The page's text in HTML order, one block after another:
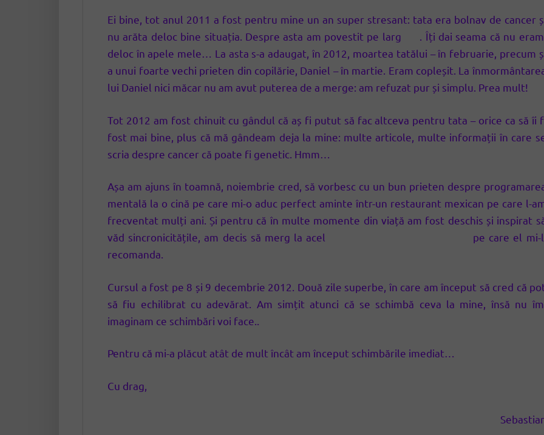
Ei bine, tot anul 2011 a fost pentru mine un an super stresant: tata era bolnav de cancer
nu arăta deloc bine situația. Despre asta am povestit pe larg
. Îți dai seama că nu
deloc în apele mele… La asta s-a adaugat, în 2012, moartea tatălui – în februarie, precum
a unui foarte vechi prieten din copilărie, Daniel – în martie. Eram copleșit. La
lui Daniel nici măcar nu am avut puterea de a merge: am refuzat pur și simplu. Prea mult!
Tot 2012 am fost chinuit cu gândul că aș fi putut să fac altceva pentru tata – orice ca să îi
fost mai bine, plus că mă gândeam deja la mine: multe articole, multe informații în care
scria despre cancer că poate fi genetic. Hmm…
Așa am ajuns în toamnă, noiembrie cred, să vorbesc cu un bun prieten despre
mentală la o cină pe care mi-o aduc perfect aminte într-un restaurant mexican pe care l-
frecventat mulți ani. Și pentru că în multe momente din viață am fost deschis și inspirat
văd sincronicitățile, am decis să merg la acel
pe care el
recomanda.
Cursul a fost pe 8 și 9 decembrie 2012. Două zile superbe, în care am început să cred că
să fiu echilibrat cu adevărat. Am simțit atunci că se schimbă ceva la mine, însă nu
imaginam ce schimbări voi face..
Pentru că mi-a plăcut atât de mult încât am început schimbările imediat…
Cu drag,